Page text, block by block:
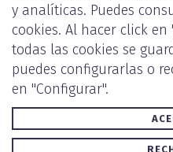
ENVIAR
POLÍTICA DE
y analíticas. Puedes
cookies. Al hacer click en
todas las cookies se
puedes configurarlas o
en "Configurar".